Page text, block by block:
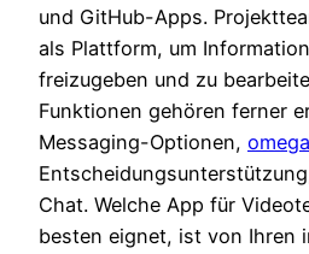
und GitHub-Apps.
als Plattform, um
freizugeben und zu
Funktionen gehören ferner
Messaging-Optionen,
Chat. Welche App für
besten eignet, ist von Ihren